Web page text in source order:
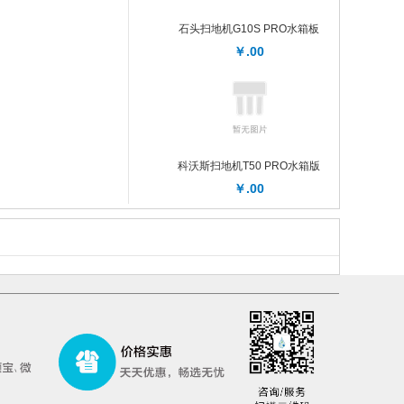
石头扫地机G10S PRO水箱板
￥.00
科沃斯扫地机T50 PRO水箱版
￥.00